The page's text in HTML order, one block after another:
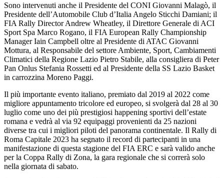
Sono intervenuti anche il Presidente del CONI Giovanni Malagò, il
Presidente dell’Automobile Club d’Italia Angelo Sticchi Damiani; il
FIA Rally Director Andrew Wheatley, il Direttore Generale di ACI
Sport Spa Marco Rogano, il FIA European Rally Championship
Manager Iain Campbell oltre al Presidente di ATAC Giovanni
Mottura, al Responsabile del settore Ambiente, Sport, Cambiamenti
Climatici della Regione Lazio Pietro Stabile, alla consigliera di Peter
Pan Onlus Stefania Rossetti ed al Presidente della SS Lazio Basket
in carrozzina Moreno Paggi.
Il più importante evento italiano, premiato dal 2019 al 2022 come
migliore appuntamento tricolore ed europeo, si svolgerà dal 28 al 30
luglio come uno dei più prestigiosi happening sportivi dell’estate
romana e vedrà al via 92 equipaggi provenienti da 25 nazioni
diverse tra cui i migliori piloti del panorama continentale. Il Rally di
Roma Capitale 2023 ha segnato il record di partecipanti in una
manifestazione di questa stagione del FIA ERC e sarà valido anche
per la Coppa Rally di Zona, la gara regionale che si correrà solo
nella giornata di sabato.